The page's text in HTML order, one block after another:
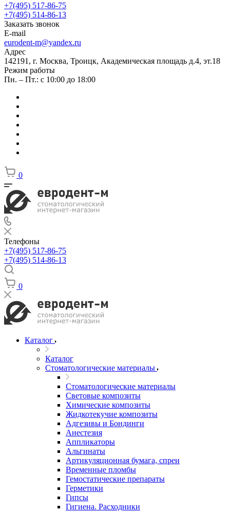
+7(495) 517-86-75
+7(495) 514-86-13
Заказать звонок
E-mail
eurodent-m@yandex.ru
Адрес
142191, г. Москва, Троицк, Академическая площадь д.4, эт.18
Режим работы
Пн. – Пт.: с 10:00 до 18:00
0
Телефоны
+7(495) 517-86-75
+7(495) 514-86-13
0
Каталог
Каталог
Стоматологические материалы
Стоматологические материалы
Световые композиты
Химические композиты
Жидкотекучие композиты
Адгезивы и Бондинги
Анестезия
Аппликаторы
Альгинаты
Артикуляционная бумага, спреи
Временные пломбы
Гемостатические препараты
Герметики
Гипсы
Гигиена. Расходники